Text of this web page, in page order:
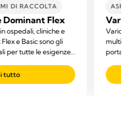
DI RACCOLTA​
Dominant Flex
ospedali, cliniche e
e Basic sono gli
per tutte le esigenze
tutto
Vario